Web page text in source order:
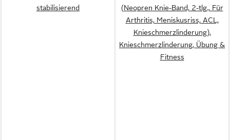
stabilisierend
(Neopren Knie-Band, 2-tlg., Für
Arthritis, Meniskusriss, ACL,
Knieschmerzlinderung),
Knieschmerzlinderung, Übung &
Fitness